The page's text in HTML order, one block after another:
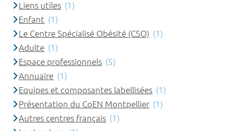
Liens utiles (1)
Enfant (1)
Le Centre Spécialisé Obésité (CSO) (1)
Adulte (1)
Espace professionnels (5)
Annuaire (1)
Equipes et composantes labellisées (1)
Présentation du CoEN Montpellier (1)
Autres centres français (1)